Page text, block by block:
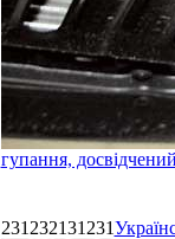
гупання,
231232131231